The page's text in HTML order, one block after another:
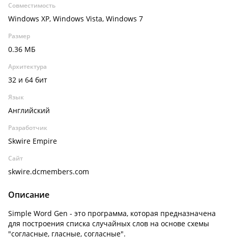
Совместимость
Windows XP, Windows Vista, Windows 7
Размер
0.36 МБ
Архитектура
32 и 64 бит
Язык
Английский
Разработчик
Skwire Empire
Сайт
skwire.dcmembers.com
Описание
Simple Word Gen - это программа, которая предназначена
для построения списка случайных слов на основе схемы
"согласные, гласные, согласные".